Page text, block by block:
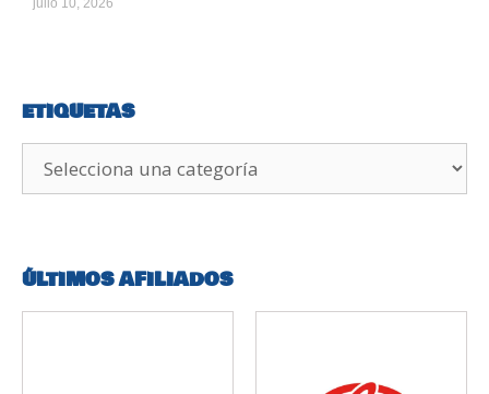
ETIQUETAS
ÚLTIMOS AFILIADOS